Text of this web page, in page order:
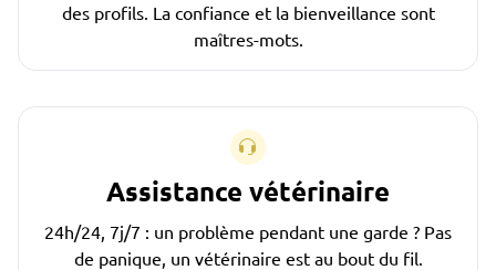
des profils. La confiance et la bienveillance sont
maîtres-mots.
Assistance vétérinaire
24h/24, 7j/7 : un problème pendant une garde ? Pas
de panique, un vétérinaire est au bout du fil.